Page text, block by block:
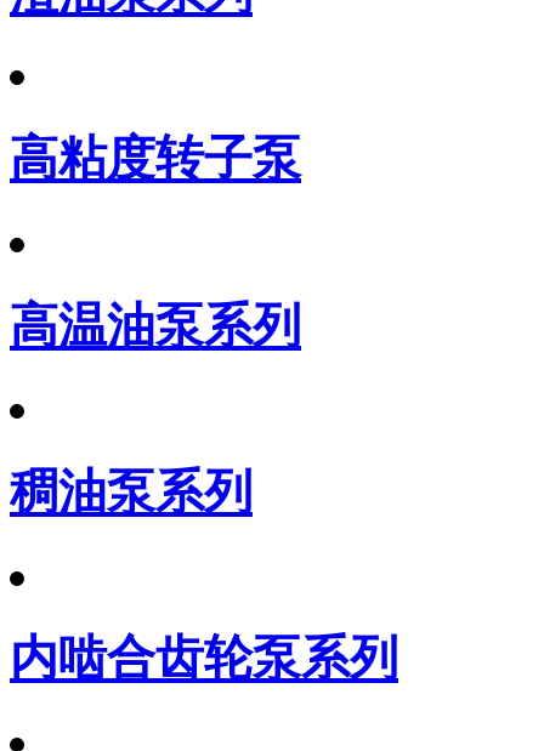
高粘度转子泵
高温油泵系列
稠油泵系列
内啮合齿轮泵系列